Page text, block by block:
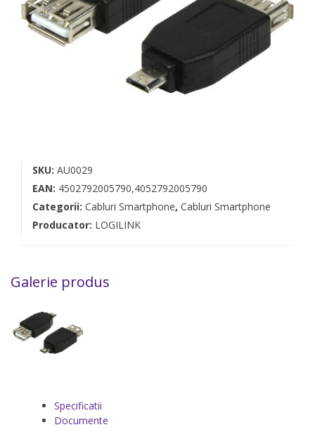
SKU: AU0029
EAN: 4502792005790,4052792005790
Categorii: Cabluri Smartphone, Cabluri Smartphone
Producator: LOGILINK
Galerie produs
Specificatii
Documente